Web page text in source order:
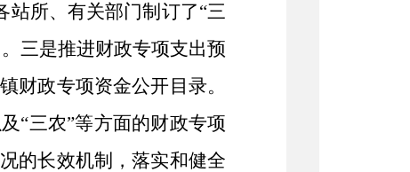
所、有关部门制订了“三
三是推进财政专项支出预
财政专项资金公开目录。
“三农”等方面的财政专项
的长效机制，落实和健全